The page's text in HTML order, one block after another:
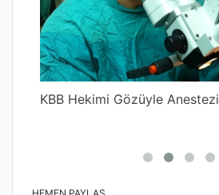
KBB Hekimi Gözüyle Anestezi